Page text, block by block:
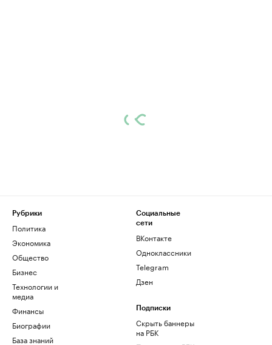
Рубрики
Политика
Экономика
Общество
Бизнес
Технологии и
медиа
Финансы
Биографии
База знаний
Социальные
сети
ВКонтакте
Одноклассники
Telegram
Дзен
Подписки
Скрыть баннеры
на РБК